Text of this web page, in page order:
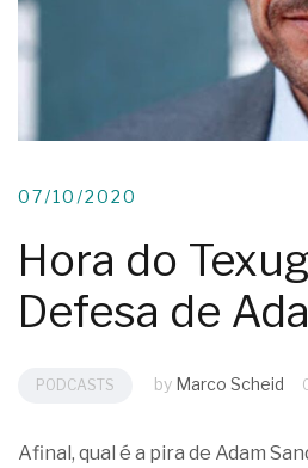
07/10/2020
Hora do
Defesa de
PODCASTS by Marco Scheid
Afinal, qual é a pira de Adam